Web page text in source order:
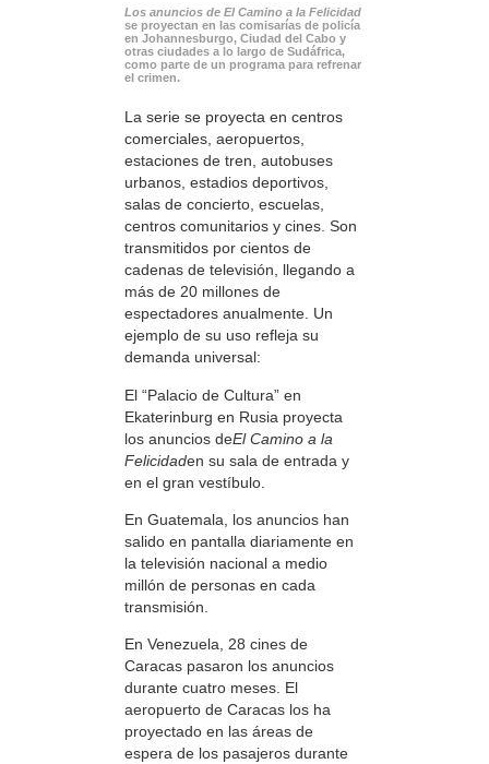
Los anuncios de El Camino a la Felicidad
se proyectan en las comisarías de policía
en Johannesburgo, Ciudad del Cabo y
otras ciudades a lo largo de Sudáfrica,
como parte de un programa para refrenar
el crimen.
La serie se proyecta en centros
comerciales, aeropuertos,
estaciones de tren, autobuses
urbanos, estadios deportivos,
salas de concierto, escuelas,
centros comunitarios y cines. Son
transmitidos por cientos de
cadenas de televisión, llegando a
más de 20 millones de
espectadores anualmente. Un
ejemplo de su uso refleja su
demanda universal:
El “Palacio de Cultura” en
Ekaterinburg en Rusia proyecta
los anuncios deEl Camino a la
Felicidaden su sala de entrada y
en el gran vestíbulo.
En Guatemala, los anuncios han
salido en pantalla diariamente en
la televisión nacional a medio
millón de personas en cada
transmisión.
En Venezuela, 28 cines de
Caracas pasaron los anuncios
durante cuatro meses. El
aeropuerto de Caracas los ha
proyectado en las áreas de
espera de los pasajeros durante